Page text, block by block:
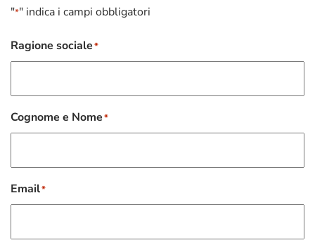
"*" indica i campi obbligatori
Ragione sociale*
Cognome e Nome*
Email*